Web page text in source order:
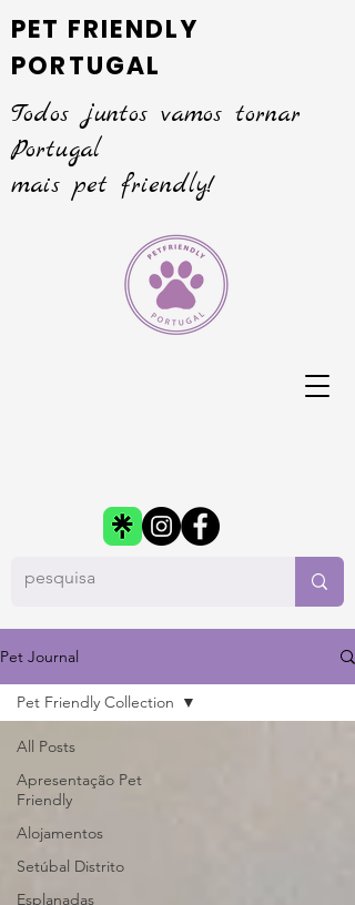
PET FRIENDLY
PORTUGAL
Todos juntos vamos tornar
Portugal
mais pet friendly!
Pet Journal
All Posts
Apresentação Pet
Friendly
Alojamentos
Setúbal Distrito
Esplanadas
Pet Friendly Collection